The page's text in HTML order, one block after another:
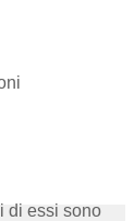
di essi sono